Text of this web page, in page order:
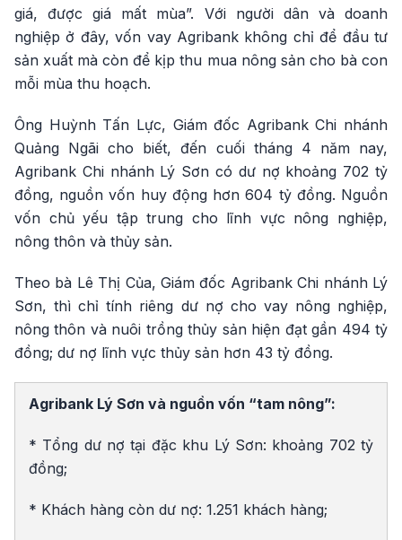
giá, được giá mất mùa”. Với người dân và doanh
nghiệp ở đây, vốn vay Agribank không chỉ để đầu tư
sản xuất mà còn để kịp thu mua nông sản cho bà con
mỗi mùa thu hoạch.
Ông Huỳnh Tấn Lực, Giám đốc Agribank Chi nhánh
Quảng Ngãi cho biết, đến cuối tháng 4 năm nay,
Agribank Chi nhánh Lý Sơn có dư nợ khoảng 702 tỷ
đồng, nguồn vốn huy động hơn 604 tỷ đồng. Nguồn
vốn chủ yếu tập trung cho lĩnh vực nông nghiệp,
nông thôn và thủy sản.
Theo bà Lê Thị Của, Giám đốc Agribank Chi nhánh Lý
Sơn, thì chỉ tính riêng dư nợ cho vay nông nghiệp,
nông thôn và nuôi trồng thủy sản hiện đạt gần 494 tỷ
đồng; dư nợ lĩnh vực thủy sản hơn 43 tỷ đồng.
Agribank Lý Sơn và nguồn vốn “tam nông”:
* Tổng dư nợ tại đặc khu Lý Sơn: khoảng 702 tỷ
đồng;
* Khách hàng còn dư nợ: 1.251 khách hàng;